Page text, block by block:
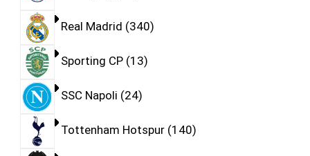
Real Madrid 340
Sporting CP 13
SSC Napoli 24
Tottenham Hotspur 140